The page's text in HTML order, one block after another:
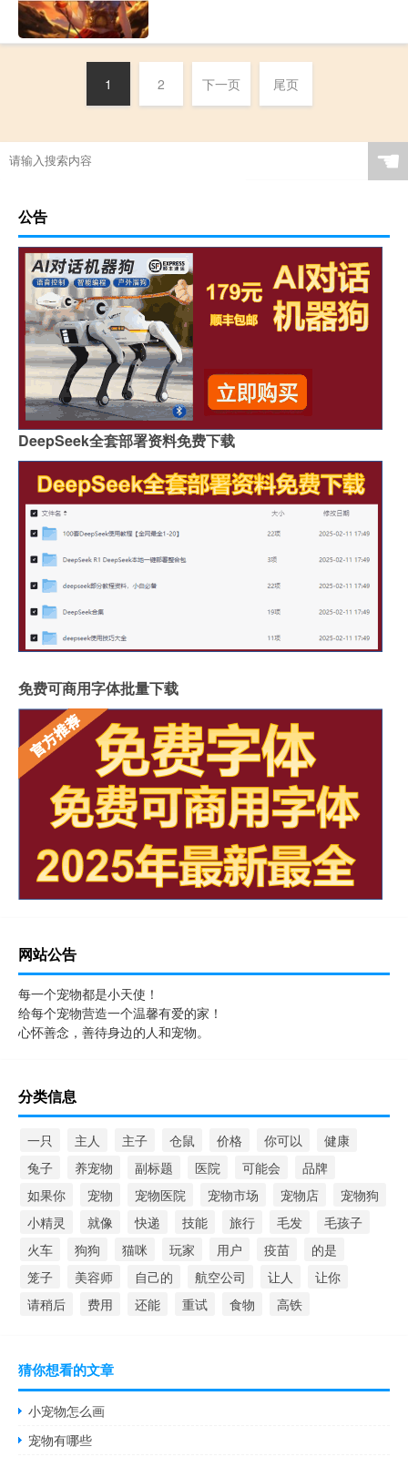
1 2 下一页 尾页
☚
公告
DeepSeek全套部署资料免费下载
免费可商用字体批量下载
网站公告
每一个宠物都是小天使！
给每个宠物营造一个温馨有爱的家！
心怀善念，善待身边的人和宠物。
分类信息
一只 主人 主子 仓鼠 价格 你可以
健康
兔子
养宠物 副标题 医院 可能会
品牌
如果你
宠物 宠物医院 宠物市场 宠物店
宠物狗
小精灵
就像 快递 技能 旅行 毛发
毛孩子
火车
狗狗 猫咪 玩家 用户 疫苗
的是
笼子
美容师 自己的 航空公司 让人
让你
请稍后
费用 还能 重试 食物 高铁
猜你想看的文章
小宠物怎么画
宠物有哪些